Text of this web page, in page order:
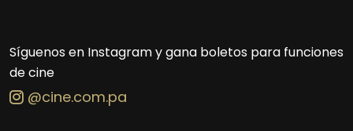
Síguenos en Instagram y gana boletos para funciones
de cine
@cine.com.pa